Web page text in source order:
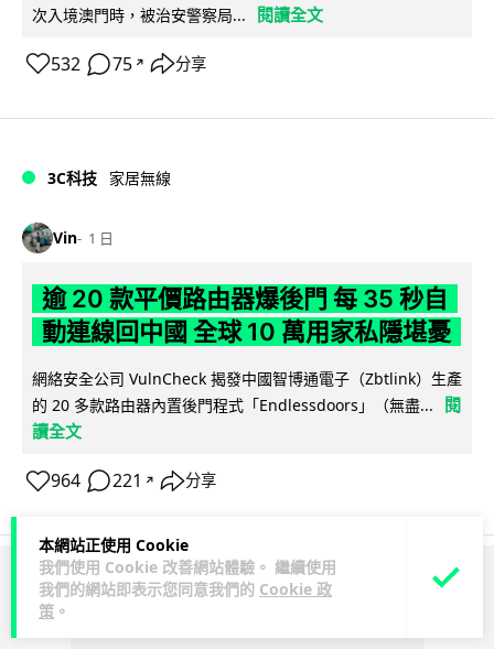
本網站正使用 Cookie
我們使用 Cookie 改善網站體驗。 繼續使用
我們的網站即表示您同意我們的 Cookie 政
策 。
次入境澳門時，被治安警察局...
閱讀全文
532 75 ↗ 分享
3C科技 家居無線
Vin 1 日
逾 20 款平價路由器爆後門 每 35 秒自
動連線回中國 全球 10 萬用家私隱堪憂
網絡安全公司 VulnCheck 揭發中國智博通電子（Zbtlink）生產
的 20 多款路由器內置後門程式「Endlessdoors」（無盡...
閱
讀全文
964 221 ↗ 分享
ADVERTISEMENT